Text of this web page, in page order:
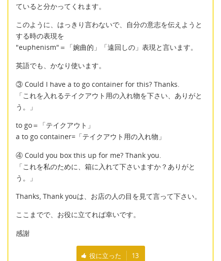
ていると分かってくれます。
このように、はっきり言わないで、自分の意志を伝えようと
する時の表現を
"euphenism"＝「婉曲的」「遠回しの」表現と言います。
英語でも、かなり使います。
③ Could I have a to go container for this? Thanks.
「これを入れるテイクアウト用の入れ物を下さい、ありがと
う。」
to go＝「テイクアウト」
a to go container=「テイクアウト用の入れ物」
④ Could you box this up for me? Thank you.
「これを私のために、箱に入れて下さいますか？ありがと
う。」
Thanks, Thank youは、お店の人の目を見て言って下さい。
ここまでで、お役に立てれば幸いです。
感謝
役に立った 13